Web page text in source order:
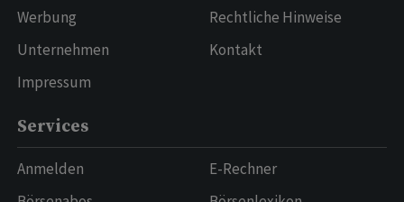
Werbung
Unternehmen
Impressum
Rechtliche Hinweise
Kontakt
Services
Anmelden
E-Rechner